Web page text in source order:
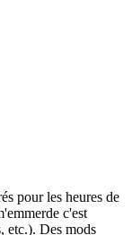
pour les heures de
c'est
etc.). Des mods